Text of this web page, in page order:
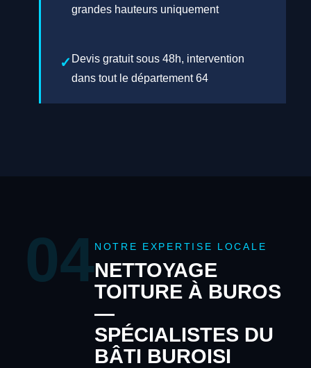
grandes hauteurs uniquement
Devis gratuit sous 48h, intervention
dans tout le département 64
04NOTRE EXPERTISE LOCALE
NETTOYAGE
TOITURE À BUROS
—
SPÉCIALISTES DU
BÂTI BUROISI